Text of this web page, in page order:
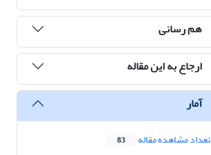
هم رسانی
ارجاع به این مقاله
آمار
تعداد مشاهده مقاله 83